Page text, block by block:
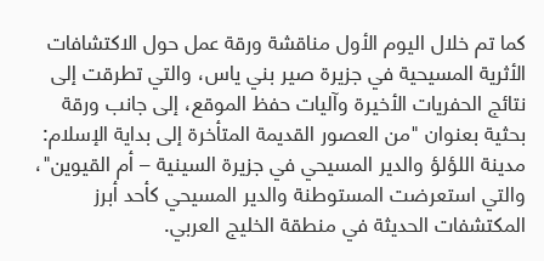
كما تم خلال اليوم الأول مناقشة ورقة عمل حول الاكتشافات
الأثرية المسيحية في جزيرة صير بني ياس، والتي تطرقت إلى
نتائج الحفريات الأخيرة وآليات حفظ الموقع، إلى جانب ورقة
بحثية بعنوان "من العصور القديمة المتأخرة إلى بداية الإسلام:
مدينة اللؤلؤ والدير المسيحي في جزيرة السينية – أم القيوين"،
والتي استعرضت المستوطنة والدير المسيحي كأحد أبرز
المكتشفات الحديثة في منطقة الخليج العربي.